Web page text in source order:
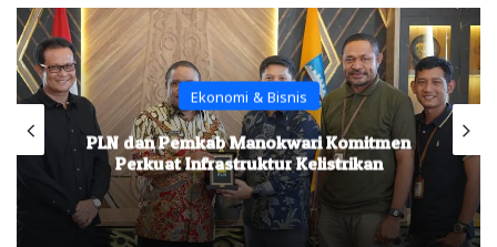
Ekonomi & Bisnis
PLN dan Pemkab Manokwari Komitmen
Perkuat Infrastruktur Kelistrikan